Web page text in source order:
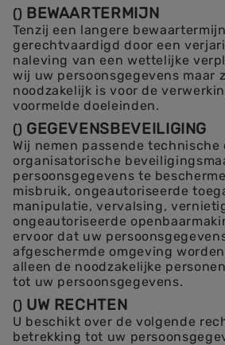
() BEWAARTERMIJN
Tenzij een langere
gerechtvaardigd door een
naleving van een wettelijke
wij uw persoonsgegevens maar
noodzakelijk is voor de
voormelde doeleinden.
() GEGEVENSBEVEILIGING
Wij nemen passende technische
organisatorische
persoonsgegevens te
misbruik, ongeautoriseerde
manipulatie, vervalsing,
ongeautoriseerde
ervoor dat uw
afgeschermde omgeving
alleen de noodzakelijke
tot uw persoonsgegevens.
() UW RECHTEN
U beschikt over de volgende
betrekking tot uw